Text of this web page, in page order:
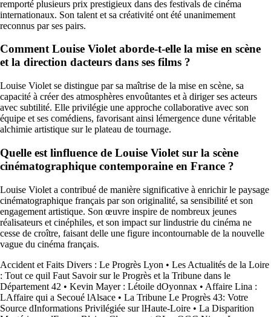
remporté plusieurs prix prestigieux dans des festivals de cinéma
internationaux. Son talent et sa créativité ont été unanimement
reconnus par ses pairs.
Comment Louise Violet aborde-t-elle la mise en scène
et la direction dacteurs dans ses films ?
Louise Violet se distingue par sa maîtrise de la mise en scène, sa
capacité à créer des atmosphères envoûtantes et à diriger ses acteurs
avec subtilité. Elle privilégie une approche collaborative avec son
équipe et ses comédiens, favorisant ainsi lémergence dune véritable
alchimie artistique sur le plateau de tournage.
Quelle est linfluence de Louise Violet sur la scène
cinématographique contemporaine en France ?
Louise Violet a contribué de manière significative à enrichir le paysage
cinématographique français par son originalité, sa sensibilité et son
engagement artistique. Son œuvre inspire de nombreux jeunes
réalisateurs et cinéphiles, et son impact sur lindustrie du cinéma ne
cesse de croître, faisant delle une figure incontournable de la nouvelle
vague du cinéma français.
Accident et Faits Divers : Le Progrès Lyon • Les Actualités de la Loire
: Tout ce quil Faut Savoir sur le Progrès et la Tribune dans le
Département 42 • Kevin Mayer : Létoile dOyonnax • Affaire Lina :
LAffaire qui a Secoué lAlsace • La Tribune Le Progrès 43: Votre
Source dInformations Privilégiée sur lHaute-Loire • La Disparition